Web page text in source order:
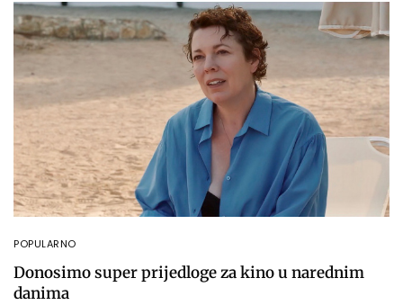
POPULARNO
Donosimo super prijedloge za kino u narednim
danima